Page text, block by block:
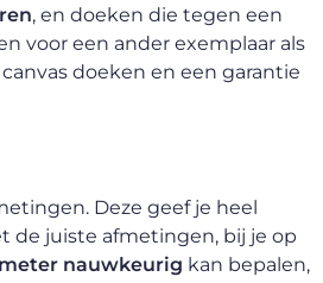
, en doeken die tegen een
voor een ander exemplaar als
doeken en een garantie
Deze geef je heel
de juiste afmetingen, bij je op
nauwkeurig kan bepalen,